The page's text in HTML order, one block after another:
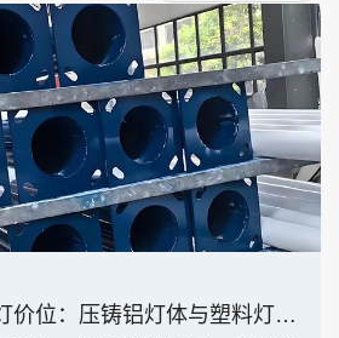
绍兴4米太阳能路灯价位：压铸铝灯体与塑料灯体价格区别